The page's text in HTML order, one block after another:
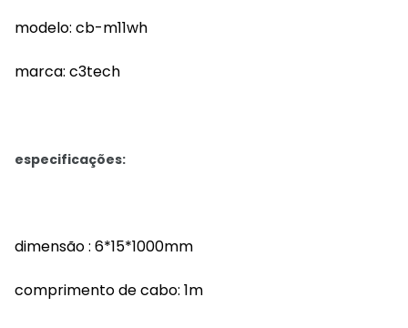
modelo: cb-m11wh
marca: c3tech
especificações:
dimensão : 6*15*1000mm
comprimento de cabo: 1m